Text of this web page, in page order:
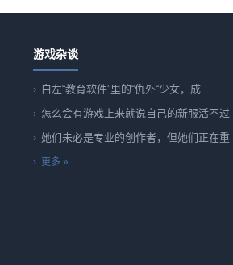
游戏杂谈
白左“教育软件”里的“仇外“少女，成
怎么会有游戏上来就说自己的新服活不过
她们未必是专业的创作者，但她们正在重
更多 »